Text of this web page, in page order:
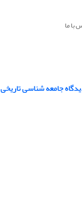
با ما
جامعه شناسی تاریخی